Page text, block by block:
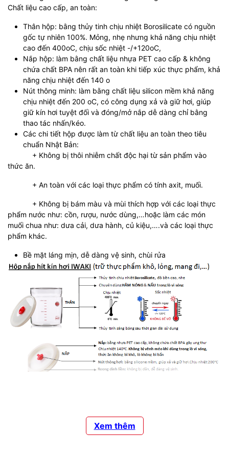
Chất liệu cao cấp, an toàn:
Thân hộp: bằng thủy tinh chịu nhiệt Borosilicate có nguồn
gốc tự nhiên 100%. Mỏng, nhẹ nhưng khả năng chịu nhiệt
cao đến 400oC, chịu sốc nhiệt -/+120oC,
Nắp hộp: làm bằng chất liệu nhựa PET cao cấp & không
chứa chất BPA nên rất an toàn khi tiếp xúc thực phẩm, khả
năng chịu nhiệt đến 140 o
Nút thông minh: làm bằng chất liệu silicon mềm khả năng
chịu nhiệt đến 200 oC, có công dụng xả và giữ hơi, giúp
giữ kín hơi tuyệt đối và đóng/mở nắp dễ dàng chỉ bằng
thao tác nhấn/kéo.
Các chi tiết hộp được làm từ chất liệu an toàn theo tiêu
chuẩn Nhật Bản:
+ Không bị thôi nhiễm chất độc hại từ sản phẩm vào
thức ăn.
+ An toàn với các loại thực phẩm có tính axit, muối.
+ Không bị bám màu và mùi thích hợp với các loại thực
phẩm nước như: cồn, rượu, nước dùng,…hoặc làm các món
muối chua như: dưa cải, dưa hành, củ kiệu,….và các loại thực
phẩm khác.
Bề mặt láng mịn, dễ dàng vệ sinh, chùi rửa
Thiết kế hiện đại, tinh tế:
Xem thêm